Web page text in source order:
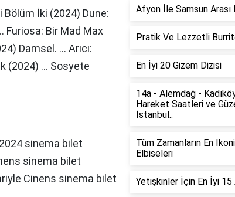
Bölüm İki (2024) Dune:
Furiosa: Bir Mad Max
Damsel. ... Arıcı:
(2024) ... Sosyete
sinema bilet
sinema bilet
Cinens sinema bilet
Afyon İle Samsun Arası
Pratik Ve Lezzetli
En İyi 20 Gizem Dizisi
14a - Alemdağ -
Hareket Saatleri ve
İstanbul..
Tüm Zamanların En
Elbiseleri
Yetişkinler İçin En İyi 15